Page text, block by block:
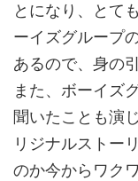
とになり、とて
ーイズグループ
あるので、身の
また、ボーイズ
聞いたことも演
リジナルストー
のか今からワク